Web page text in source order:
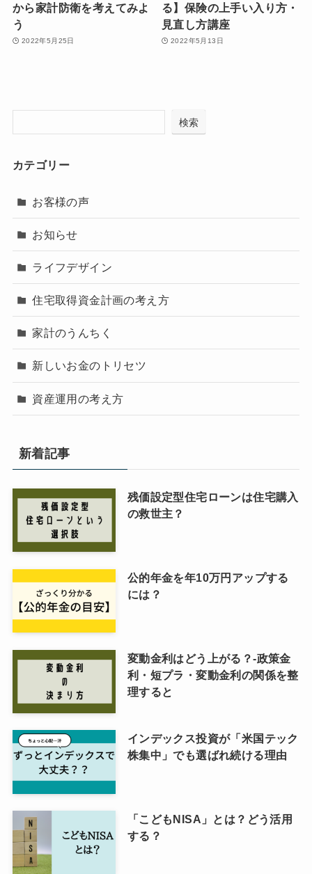
から家計防衛を考えてみよ
う
2022年5月25日
る】保険の上手い入り方・
見直し方講座
2022年5月13日
検索
カテゴリー
お客様の声
お知らせ
ライフデザイン
住宅取得資金計画の考え方
家計のうんちく
新しいお金のトリセツ
資産運用の考え方
新着記事
残価設定型住宅ローンは住宅購入
の救世主？
公的年金を年10万円アップする
には？
変動金利はどう上がる？-政策金
利・短プラ・変動金利の関係を整
理すると
インデックス投資が「米国テック
株集中」でも選ばれ続ける理由
「こどもNISA」とは？どう活用
する？